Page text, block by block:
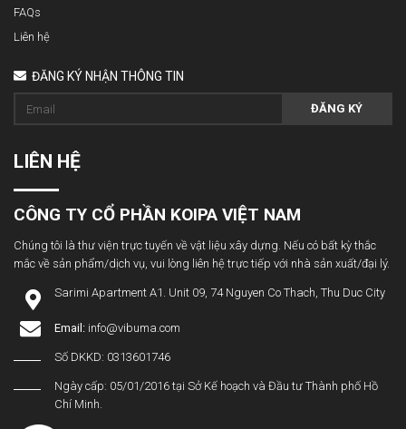
FAQs
Liên hệ
ĐĂNG KÝ NHẬN THÔNG TIN
ĐĂNG KÝ
LIÊN HỆ
CÔNG TY CỔ PHẦN KOIPA VIỆT NAM
Chúng tôi là thư viện trực tuyến về vật liệu xây dựng. Nếu có bất kỳ thắc
mắc về sản phẩm/dịch vụ, vui lòng liên hệ trực tiếp với nhà sản xuất/đại lý.
Sarimi Apartment A1. Unit 09, 74 Nguyen Co Thach, Thu Duc City
Email: info@vibuma.com
Số DKKD: 0313601746
Ngày cấp: 05/01/2016 tại Sở Kế hoạch và Đầu tư Thành phố Hồ
Chí Minh.